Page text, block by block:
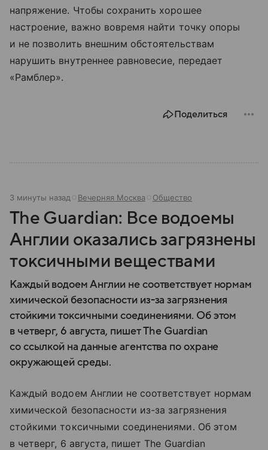
напряжение. Чтобы сохранить хорошее
настроение, важно вовремя найти точку опоры
и не позволить внешним обстоятельствам
нарушить внутреннее равновесие, передает
«Рамблер».
Поделиться
3 минуты назад Вечерняя Москва Общество
The Guardian: Все водоемы
Англии оказались загрязнены
токсичными веществами
Каждый водоем Англии не соответствует нормам
химической безопасности из-за загрязнения
стойкими токсичными соединениями. Об этом
в четверг, 6 августа, пишет The Guardian
со ссылкой на данные агентства по охране
окружающей среды.
Каждый водоем Англии не соответствует нормам
химической безопасности из-за загрязнения
стойкими токсичными соединениями. Об этом
в четверг, 6 августа, пишет The Guardian